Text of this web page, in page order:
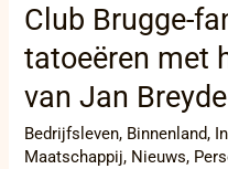
Club Brugge-
tatoeëren met
van Jan Breydel
Bedrijfsleven, Binnenland,
Maatschappij, Nieuws,
Jan